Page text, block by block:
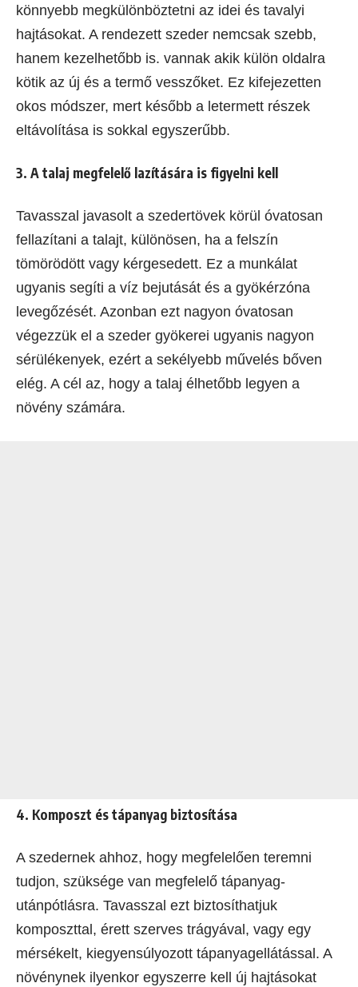
könnyebb megkülönböztetni az idei és tavalyi
hajtásokat. A rendezett szeder nemcsak szebb,
hanem kezelhetőbb is. vannak akik külön oldalra
kötik az új és a termő vesszőket. Ez kifejezetten
okos módszer, mert később a letermett részek
eltávolítása is sokkal egyszerűbb.
3. A talaj megfelelő lazítására is figyelni kell
Tavasszal javasolt a szedertövek körül óvatosan
fellazítani a talajt, különösen, ha a felszín
tömörödött vagy kérgesedett. Ez a munkálat
ugyanis segíti a víz bejutását és a gyökérzóna
levegőzését. Azonban ezt nagyon óvatosan
végezzük el a szeder gyökerei ugyanis nagyon
sérülékenyek, ezért a sekélyebb művelés bőven
elég. A cél az, hogy a talaj élhetőbb legyen a
növény számára.
4. Komposzt és tápanyag biztosítása
A szedernek ahhoz, hogy megfelelően teremni
tudjon, szüksége van megfelelő tápanyag-
utánpótlásra. Tavasszal ezt biztosíthatjuk
komposzttal, érett szerves trágyával, vagy egy
mérsékelt, kiegyensúlyozott tápanyagellátással. A
növénynek ilyenkor egyszerre kell új hajtásokat